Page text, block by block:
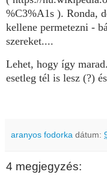
%C3%A1s ). Ronda,
kellene permetezni -
szereket....
Lehet, hogy így
esetleg tél is lesz (?)
aranyos fodorka dátum:
4 megjegyzés: